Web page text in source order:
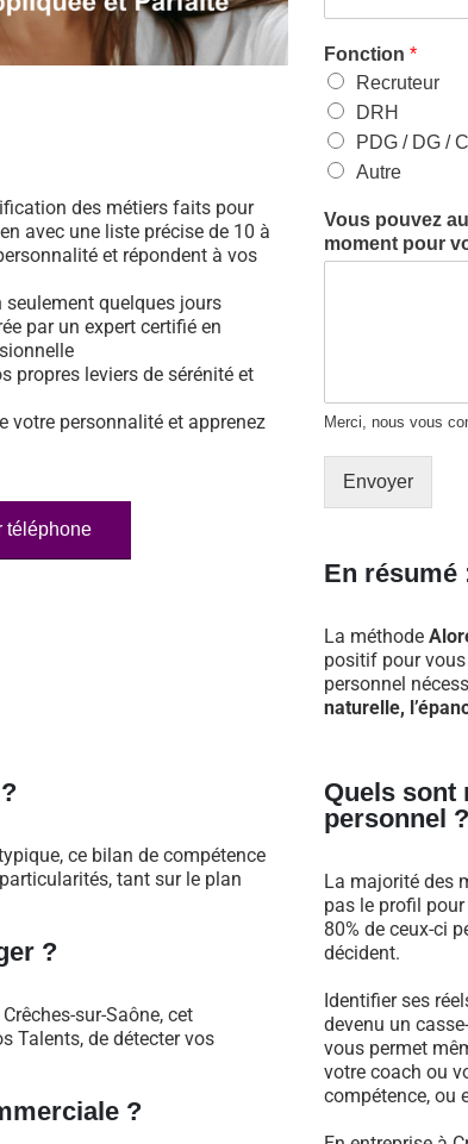
des métiers faits pour
avec une liste précise de 10 à
et répondent à vos
seulement quelques jours
par un expert certifié en
propres leviers de sérénité et
votre personnalité et apprenez
téléphone
Fonction *
Recruteur
DRH
PDG / DG /
Autre
Vous pouvez
moment pour
Merci, nous vous
Envoyer
En résumé
La méthode
positif pour
personnel
naturelle,
ce bilan de compétence
tant sur le plan
?
sur-Saône, cet
Talents, de détecter vos
?
Quels sont
personnel ?
La majorité des
pas le profil
80% de ceux-ci
décident.
Identifier ses
devenu un
vous permet
votre coach ou
compétence, ou